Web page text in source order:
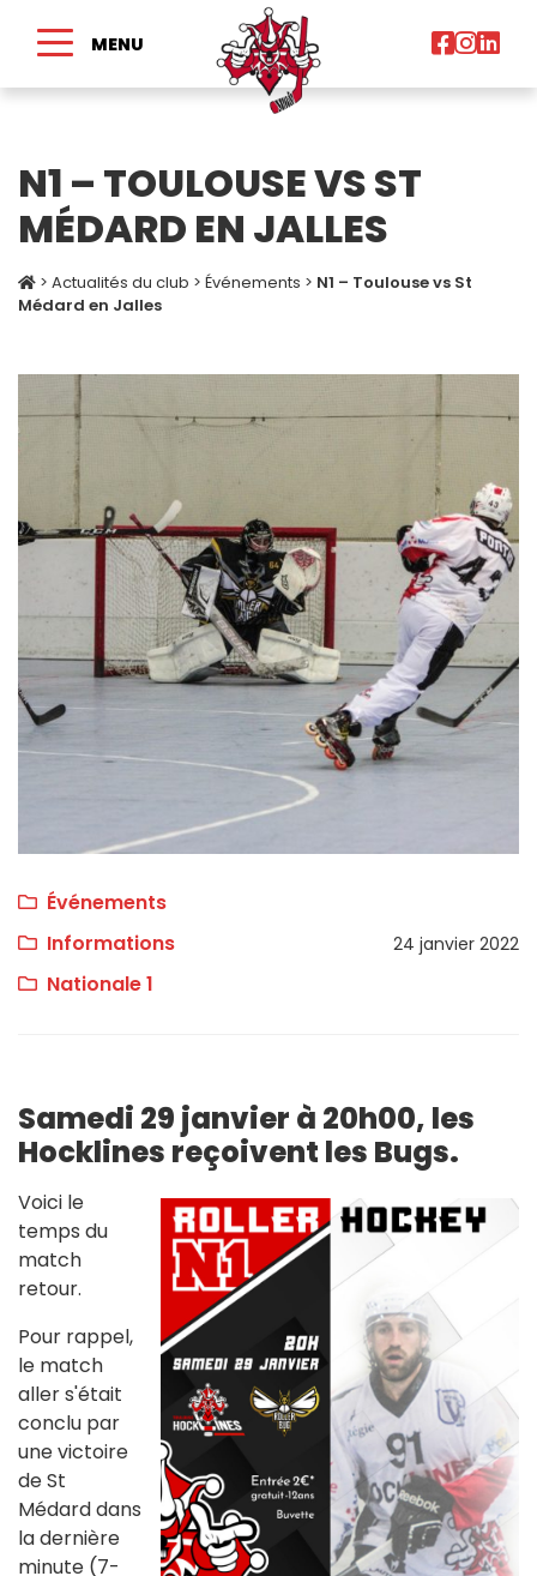
MENU
N1 – TOULOUSE VS ST
MÉDARD EN JALLES
> Actualités du club > Événements > N1 – Toulouse vs St
Médard en Jalles
Événements
Informations
Nationale 1
24 janvier 2022
Samedi 29 janvier à 20h00, les
Hocklines reçoivent les Bugs.
Voici le
temps du
match
retour.
Pour rappel,
le match
aller s'était
conclu par
une victoire
de St
Médard dans
la dernière
minute (7-